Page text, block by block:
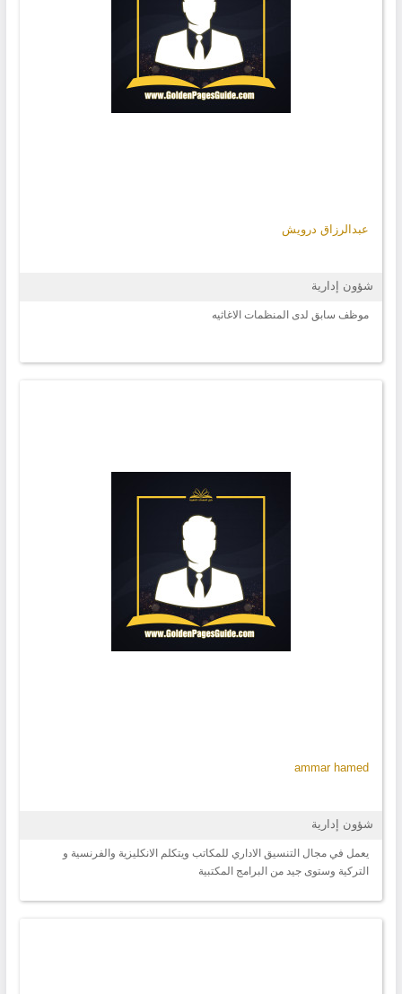
عبدالرزاق درويش
شؤون إدارية
موظف سابق لدى المنظمات الاغاثيه
ammar hamed
شؤون إدارية
يعمل في مجال التنسيق الاداري للمكاتب ويتكلم الانكليزية والفرنسية و
التركية وستوى جيد من البرامج المكتبية